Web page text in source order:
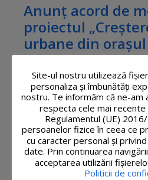
Anunț acord de
proiectul
urbane din
crearea
mobilitate pe
Vest”
Anunt-acord-de-mediu-
urbane.pdf 304 kB
14 mai, 2026inAnunțuri
Site-ul nostru utilizează
personaliza și îmbunătăți
nostru. Te informăm că ne-am
respecta cele mai
Regulamentul (UE)
persoanelor fizice în ceea ce
cu caracter personal și
date. Prin continuarea
acceptarea utilizării
Politicii de